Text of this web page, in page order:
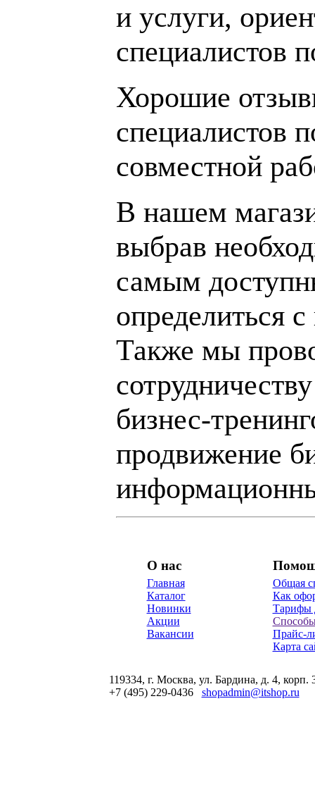
и услуги,
специалистов
Хорошие
специалистов
совместной
В нашем
выбрав
самым
определиться
Также мы
бизнес-
продвижение
О нас
Главная
Каталог
Новинки
Акции
Вакансии
Общая
Как
Тарифы
Прайс-
Карта
119334, г. Москва, ул. Бардина, д. 4, корп.
+7 (495) 229-0436 shopadmin@itshop.ru